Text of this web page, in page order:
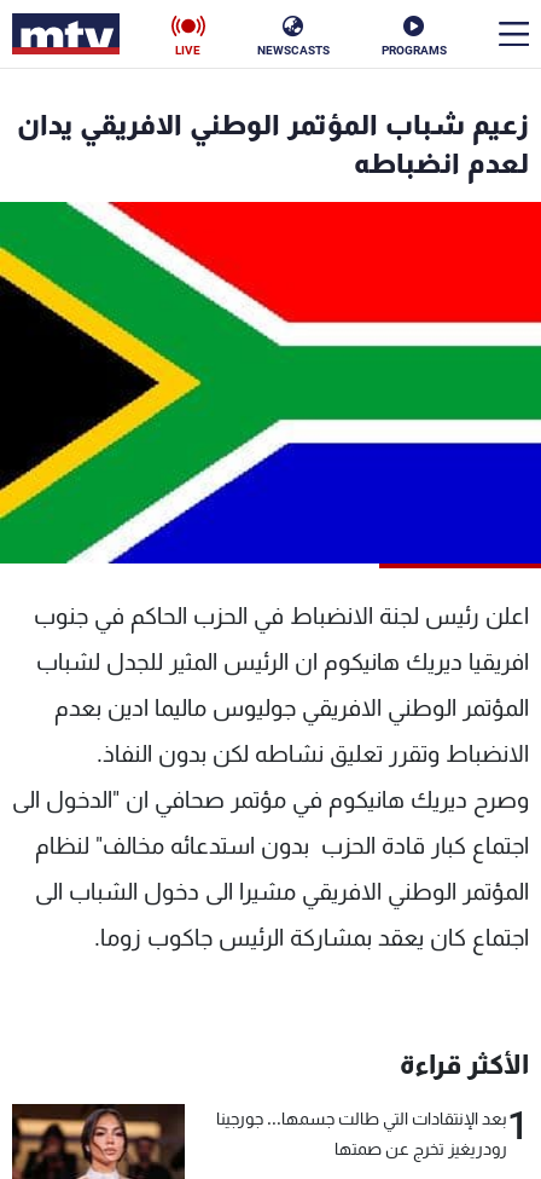
PROGRAMS
NEWSCASTS
LIVE
زعيم شباب المؤتمر الوطني الافريقي يدان
لعدم انضباطه
اعلن رئيس لجنة الانضباط في الحزب الحاكم في جنوب
افريقيا ديريك هانيكوم ان الرئيس المثير للجدل لشباب
المؤتمر الوطني الافريقي جوليوس ماليما ادين بعدم
الانضباط وتقرر تعليق نشاطه لكن بدون النفاذ.
وصرح ديريك هانيكوم في مؤتمر صحافي ان "الدخول الى
اجتماع كبار قادة الحزب بدون استدعائه مخالف" لنظام
المؤتمر الوطني الافريقي مشيرا الى دخول الشباب الى
اجتماع كان يعقد بمشاركة الرئيس جاكوب زوما.
الأكثر قراءة
1بعد الإنتقادات التي طالت جسمها... جورجينا
رودريغيز تخرج عن صمتها
الأخبار
فن
رياضة
شاهد البرامج
الترددات
عن MTV
الإنـتـاج
وظائف
تواصل معنا
سياسة الخصوصية